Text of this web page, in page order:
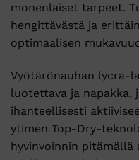
monenlaiset tarpeet.
hengittävästä ja
optimaalisen
Vyötärönauhan lycra-
luotettava ja napakka,
ihanteellisesti
ytimen Top-Dry-
hyvinvoinnin pitämällä